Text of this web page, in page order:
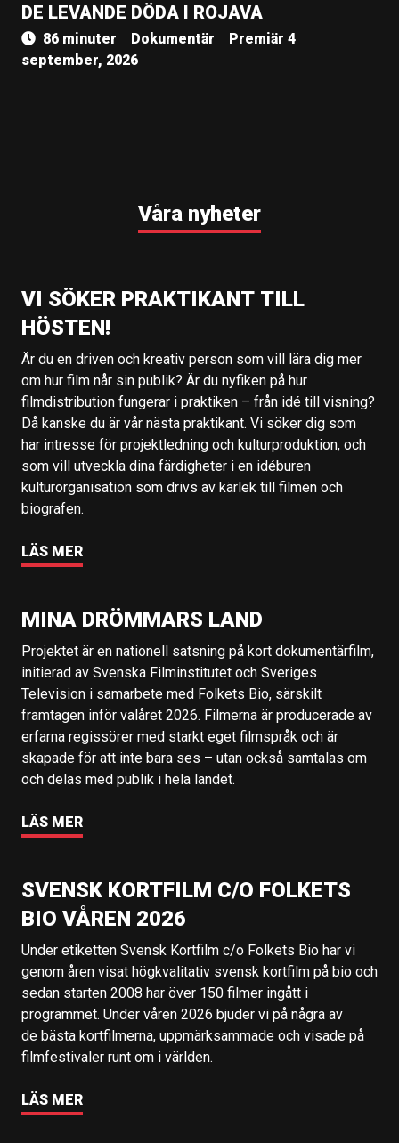
DE LEVANDE DÖDA I ROJAVA
86 minuter Dokumentär
Premiär 4
september, 2026
Våra nyheter
VI SÖKER PRAKTIKANT TILL
HÖSTEN!
Är du en driven och kreativ person som vill lära dig mer
om hur film når sin publik? Är du nyfiken på hur
filmdistribution fungerar i praktiken – från idé till visning?
Då kanske du är vår nästa praktikant. Vi söker dig som
har intresse för projektledning och kulturproduktion, och
som vill utveckla dina färdigheter i en idéburen
kulturorganisation som drivs av kärlek till filmen och
biografen.
LÄS MER
MINA DRÖMMARS LAND
Projektet är en nationell satsning på kort dokumentärfilm,
initierad av Svenska Filminstitutet och Sveriges
Television i samarbete med Folkets Bio, särskilt
framtagen inför valåret 2026. Filmerna är producerade av
erfarna regissörer med starkt eget filmspråk och är
skapade för att inte bara ses – utan också samtalas om
och delas med publik i hela landet.
LÄS MER
SVENSK KORTFILM C/O FOLKETS
BIO VÅREN 2026
Under etiketten Svensk Kortfilm c/o Folkets Bio har vi
genom åren visat högkvalitativ svensk kortfilm på bio och
sedan starten 2008 har över 150 filmer ingått i
programmet. Under våren 2026 bjuder vi på några av
de bästa kortfilmerna, uppmärksammade och visade på
filmfestivaler runt om i världen.
LÄS MER